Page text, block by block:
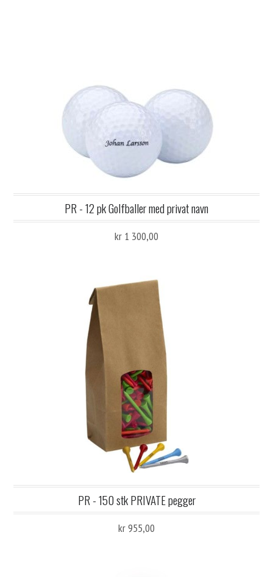
PR - 12 pk Golfballer med privat navn
kr 1 300,00
PR - 150 stk PRIVATE pegger
kr 955,00